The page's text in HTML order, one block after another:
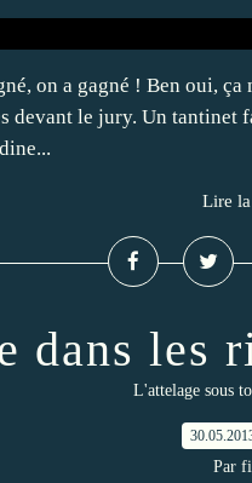
on a gagné ! Ben oui,
devant le jury. Un tantinet
Lire
dans les
L'attelage sous
Par